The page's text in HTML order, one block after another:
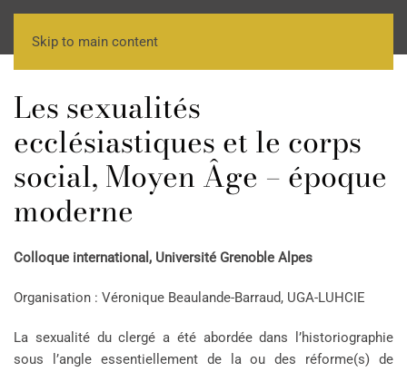
Skip to main content
Les sexualités
ecclésiastiques et le corps
social, Moyen Âge – époque
moderne
Colloque international, Université Grenoble Alpes
Organisation : Véronique Beaulande-Barraud, UGA-LUHCIE
La sexualité du clergé a été abordée dans l’historiographie
sous l’angle essentiellement de la ou des réforme(s) de